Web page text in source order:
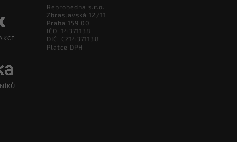
Reprobedna s.r.o.
Zbraslavská 12/11
Praha 159 00
IČO: 14371138
DIČ: CZ14371138
Platce DPH